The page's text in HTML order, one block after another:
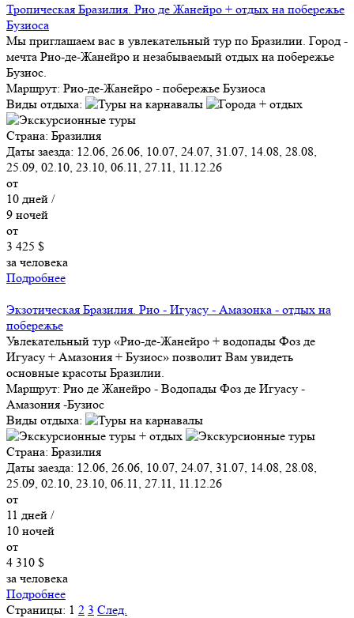
Тропическая Бразилия. Рио де Жанейро + отдых на побережье
Бузиоса
Мы приглашаем вас в увлекательный тур по Бразилии. Город -
мечта Рио-де-Жанейро и незабываемый отдых на побережье
Бузиос.
Маршрут: Рио-де-Жанейро - побережье Бузиоса
Виды отдыха:
Страна: Бразилия
Даты заезда: 12.06, 26.06, 10.07, 24.07, 31.07, 14.08, 28.08,
25.09, 02.10, 23.10, 06.11, 27.11, 11.12.26
от
10 дней /
9 ночей
от
3 425 $
за человека
Подробнее
Экзотическая Бразилия. Рио - Игуасу - Амазонка - отдых на
побережье
Увлекательный тур «Рио-де-Жанейро + водопады Фоз де
Игуасу + Амазония + Бузиос» позволит Вам увидеть
основные красоты Бразилии.
Маршрут: Рио де Жанейро - Водопады Фоз де Игуасу -
Амазония -Бузиос
Виды отдыха:
Страна: Бразилия
Даты заезда: 12.06, 26.06, 10.07, 24.07, 31.07, 14.08, 28.08,
25.09, 02.10, 23.10, 06.11, 27.11, 11.12.26
от
11 дней /
10 ночей
от
4 310 $
за человека
Подробнее
Страницы: 1 2 3 След.